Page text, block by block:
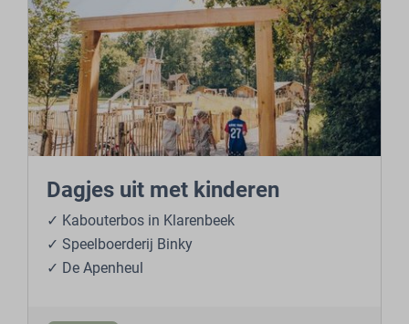
Dagjes uit met kinderen
✓ Kabouterbos in Klarenbeek
✓ Speelboerderij Binky
✓ De Apenheul